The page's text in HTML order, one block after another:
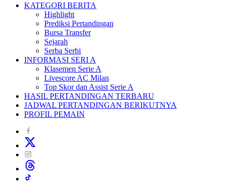
KATEGORI BERITA
Highlight
Prediksi Pertandingan
Bursa Transfer
Sejarah
Serba Serbi
INFORMASI SERI A
Klasemen Serie A
Livescore AC Milan
Top Skor dan Assist Serie A
HASIL PERTANDINGAN TERBARU
JADWAL PERTANDINGAN BERIKUTNYA
PROFIL PEMAIN